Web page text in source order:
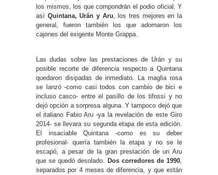
los mismos, los que compondrán el podio oficial. Y
así Quintana, Urán y Aru, los tres mejores en la
general, fueron también los que adornaron los
cajones del exigente Monte Grappa.
Las dudas sobre las prestaciones de Urán y su
posible recorte de diferencia respecto a Quintana
quedaron disipadas de inmediato. La maglia rosa
se lanzó -como casi todos con cambio de bici e
incluso casco- entre el pasillo de los tifossi y no
dejó opción a sorpresa alguna. Y tampoco dejó que
el italiano Fabio Aru -ya la revelación de este Giro
2014- se llevara su segunda etapa de esta edición.
El insaciable Quintana -como es su deber
profesional- quería también la etapa y no se le
escapó, a pesar de la gran prestación de un Aru
que se quedó desolado. Dos corredores de 1990,
separados por 4 meses de diferencia, y que están